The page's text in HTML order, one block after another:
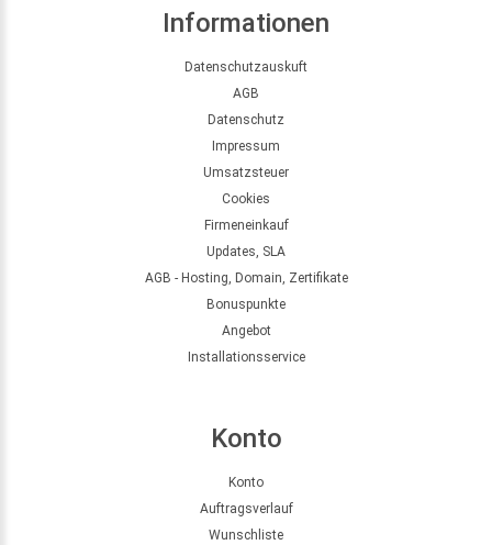
Informationen
Datenschutzauskuft
AGB
Datenschutz
Impressum
Umsatzsteuer
Cookies
Firmeneinkauf
Updates, SLA
AGB - Hosting, Domain, Zertifikate
Bonuspunkte
Angebot
Installationsservice
Konto
Konto
Auftragsverlauf
Wunschliste